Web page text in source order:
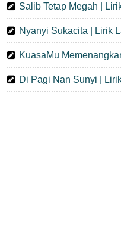
Salib Tetap Megah |
Nyanyi Sukacita | Lirik
KuasaMu
Di Pagi Nan Sunyi |